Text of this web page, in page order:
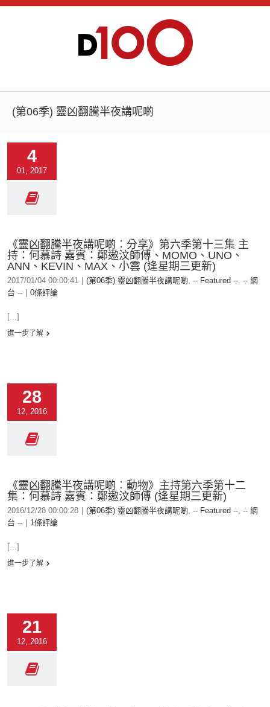
(第06季) 靈凶翻騰半夜講呢啲
4
01, 2017
《靈凶翻騰半夜講呢啲︰分享》第六季第十三集 主
持：何慕詩 嘉賓：鄭遨汶師傅、MOMO、UNO、
ANN、KEVIN、MAX、小雲 (逢星期三更新)
2017/01/04 00:00:41 (第06季) 靈凶翻騰半夜講呢啲, -- Featured --, -- 網
台 --
0條評論
[...]
進一步了解
28
12, 2016
《靈凶翻騰半夜講呢啲︰動物》主持第六季第十二
集：何慕詩 嘉賓：鄭遨汶師傅 (逢星期三更新)
2016/12/28 00:00:28 (第06季) 靈凶翻騰半夜講呢啲, -- Featured --, -- 網
台 --
1條評論
[...]
進一步了解
21
12, 2016